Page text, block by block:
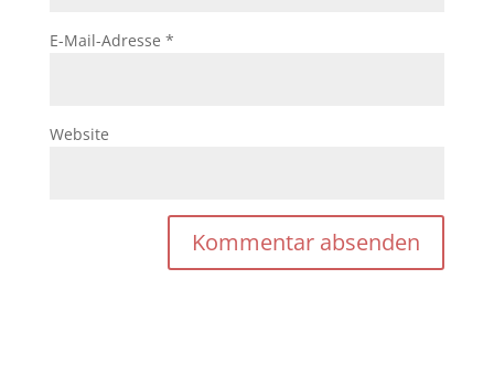
E-Mail-Adresse *
Website